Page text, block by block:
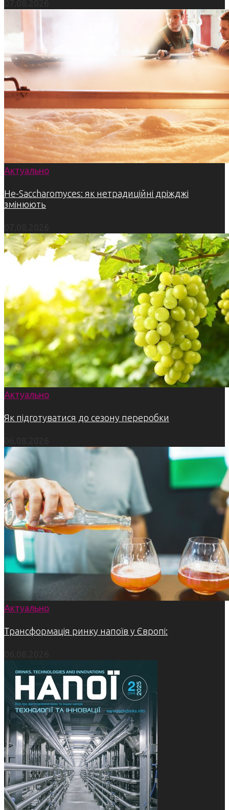
Актуально
Не-Saccharomyces: як нетрадиційні дріжджі
змінюють
Актуально
Як підготуватися до сезону переробки
Актуально
Трансформація ринку напоїв у Європі: